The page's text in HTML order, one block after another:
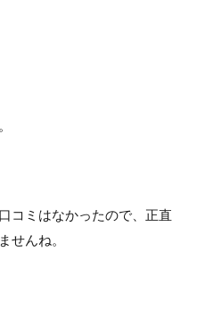
コミはなかったので、正直
せんね。